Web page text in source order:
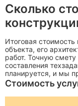
Сколько
Итоговая
объекта, его
работ. Точную
составления
планируется, и мы
Стоимость